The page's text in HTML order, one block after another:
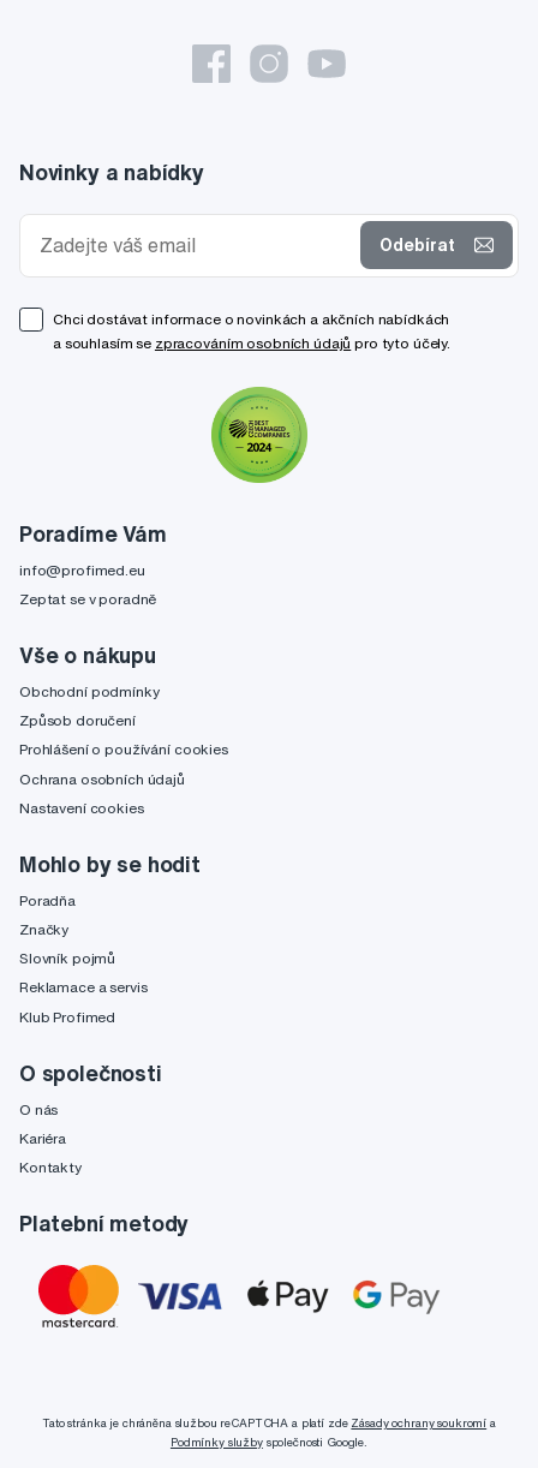
Poradíme Vám
info@profimed.eu
Zeptat se v poradně
Vše o nákupu
Obchodní podmínky
Způsob doručení
Prohlášení o používání cookies
Ochrana osobních údajů
Nastavení cookies
Mohlo by se hodit
Poradňa
Značky
Slovník pojmů
Reklamace a servis
Klub Profimed
O společnosti
O nás
Kariéra
Kontakty
Platební metody
Novinky a nabídky
Odebírat
Chci dostávat informace o novinkách a akčních nabídkách
a souhlasím se zpracováním osobních údajů pro tyto účely.
Tato stránka je chráněna službou reCAPTCHA a platí zde Zásady ochrany soukromí a
Podmínky službyspolečnosti Google.